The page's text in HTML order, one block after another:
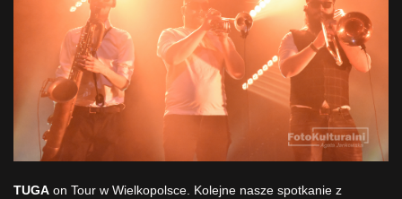
TUGA on Tour w Wielkopolsce. Kolejne nasze spotkanie z